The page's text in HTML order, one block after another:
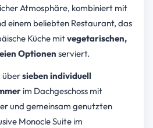
Atmosphäre, kombiniert mit
einem beliebten Restaurant, das
Küche mitvegetarischen,
Optionen serviert.
übersieben individuell
im Dachgeschoss mit
und gemeinsam genutzten
Monocle Suite im